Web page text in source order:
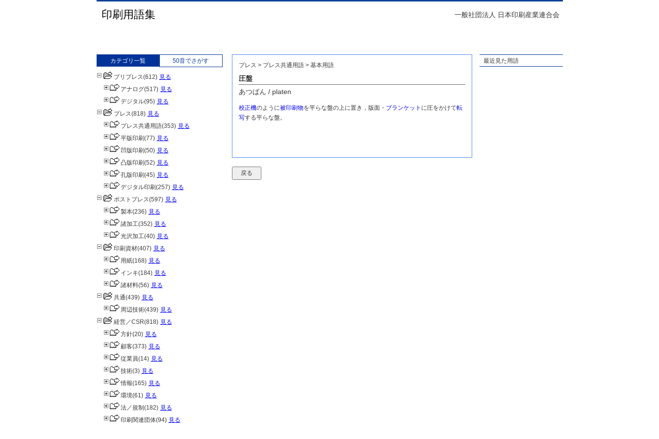
印刷用語集 一般社団法人 日本印刷産業連合会
カテゴリ一覧 50音でさがす
プリプレス(612) 見る
アナログ(517) 見る
デジタル(95) 見る
プレス(818) 見る
プレス共通用語(353) 見る
平版印刷(77) 見る
凹版印刷(50) 見る
凸版印刷(52) 見る
孔版印刷(45) 見る
デジタル印刷(257) 見る
ポストプレス(597) 見る
製本(236) 見る
諸加工(352) 見る
光沢加工(40) 見る
印刷資材(407) 見る
用紙(168) 見る
インキ(184) 見る
諸材料(56) 見る
共通(439) 見る
周辺技術(439) 見る
経営／CSR(818) 見る
方針(20) 見る
顧客(373) 見る
従業員(14) 見る
技術(3) 見る
情報(165) 見る
環境(61) 見る
法／規制 (182) 見る
印刷関連団体(94) 見る
プレス > プレス共通用語 > 基本用語
圧盤
あつばん / platen
校正機のように被印刷物を平らな盤の上に置き，版面・ ブランケット に圧をかけて転
写する平らな盤。
最近見た用語